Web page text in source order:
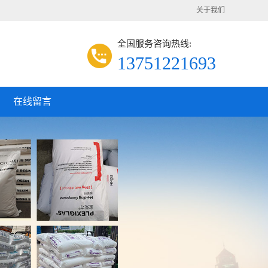
关于我们
全国服务咨询热线:
13751221693
在线留言